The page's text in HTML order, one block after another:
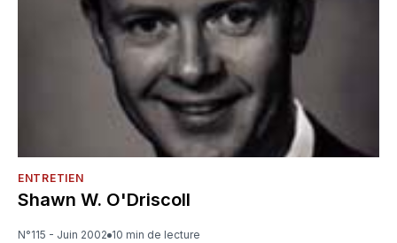
ENTRETIEN
Shawn W. O'Driscoll
N°115 - Juin 2002 10 min de lecture